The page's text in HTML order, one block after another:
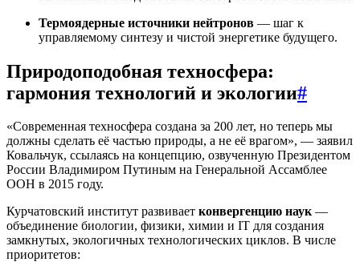
Термоядерные источники нейтронов — шаг к
управляемому синтезу и чистой энергетике будущего.
Природоподобная техносфера:
гармония технологий и экологии#
«Современная техносфера создана за 200 лет, но теперь мы
должны сделать её частью природы, а не её врагом», — заявил
Ковальчук, ссылаясь на концепцию, озвученную Президентом
России Владимиром Путиным на Генеральной Ассамблее
ООН в 2015 году.
Курчатовский институт развивает конвергенцию наук—
объединение биологии, физики, химии и IT для создания
замкнутых, экологичных технологических циклов. В числе
приоритетов: